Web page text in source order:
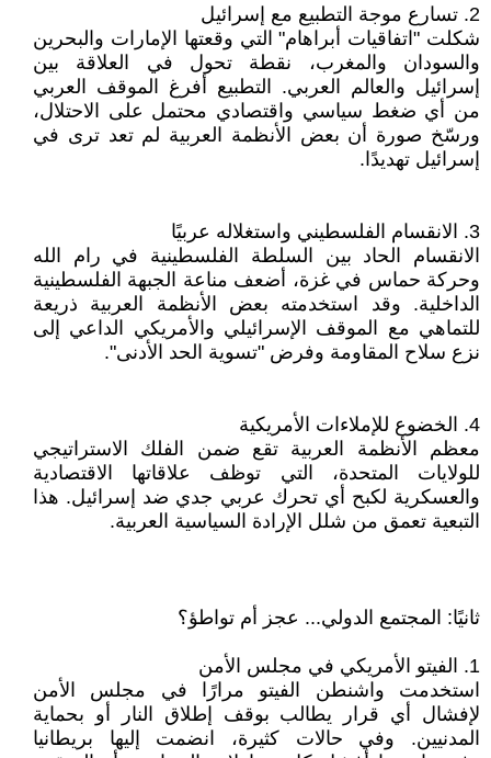
2. تسارع موجة التطبيع مع إسرائيل
شكلت "اتفاقيات أبراهام" التي وقعتها الإمارات والبحرين
والسودان والمغرب، نقطة تحول في العلاقة بين
إسرائيل والعالم العربي. التطبيع أفرغ الموقف العربي
من أي ضغط سياسي واقتصادي محتمل على الاحتلال،
ورسّخ صورة أن بعض الأنظمة العربية لم تعد ترى في
إسرائيل تهديدًا.
3. الانقسام الفلسطيني واستغلاله عربيًا
الانقسام الحاد بين السلطة الفلسطينية في رام الله
وحركة حماس في غزة، أضعف مناعة الجبهة الفلسطينية
الداخلية. وقد استخدمته بعض الأنظمة العربية ذريعة
للتماهي مع الموقف الإسرائيلي والأمريكي الداعي إلى
نزع سلاح المقاومة وفرض "تسوية الحد الأدنى".
4. الخضوع للإملاءات الأمريكية
معظم الأنظمة العربية تقع ضمن الفلك الاستراتيجي
للولايات المتحدة، التي توظف علاقاتها الاقتصادية
والعسكرية لكبح أي تحرك عربي جدي ضد إسرائيل. هذا
التبعية تعمق من شلل الإرادة السياسية العربية.
ثانيًا: المجتمع الدولي... عجز أم تواطؤ؟
1. الفيتو الأمريكي في مجلس الأمن
استخدمت واشنطن الفيتو مرارًا في مجلس الأمن
لإفشال أي قرار يطالب بوقف إطلاق النار أو بحماية
المدنيين. وفي حالات كثيرة، انضمت إليها بريطانيا